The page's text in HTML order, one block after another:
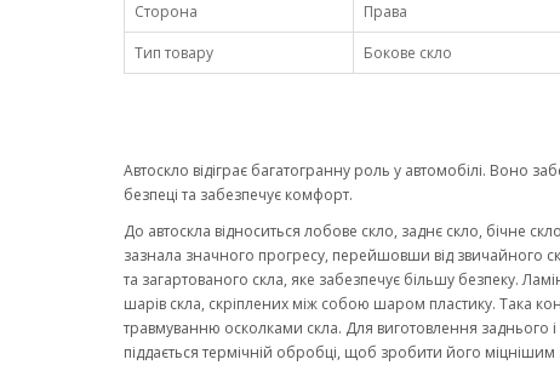
Сторона
Права
Тип товару
Бокове скло
Автоскло відіграє багатогранну роль у автомобілі. Воно
безпеці та забезпечує комфорт.
До автоскла відноситься лобове скло, заднє скло, бічне
зазнала значного прогресу, перейшовши від звичайного
та загартованого скла, яке забезпечує більшу безпеку.
шарів скла, скріплених між собою шаром пластику. Така
травмуванню осколками скла. Для виготовлення заднього
піддається термічній обробці, щоб зробити його